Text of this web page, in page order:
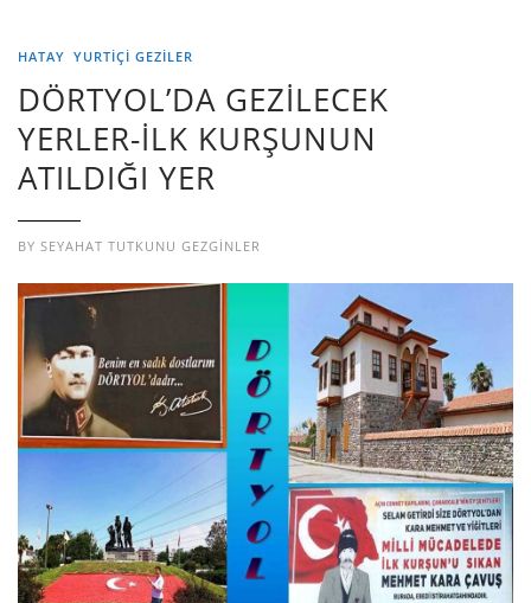
HATAY YURTIÇI GEZILER
DÖRTYOL’DA GEZİLECEK
YERLER-İLK KURŞUNUN
ATILDIĞI YER
BY SEYAHAT TUTKUNU GEZGINLER